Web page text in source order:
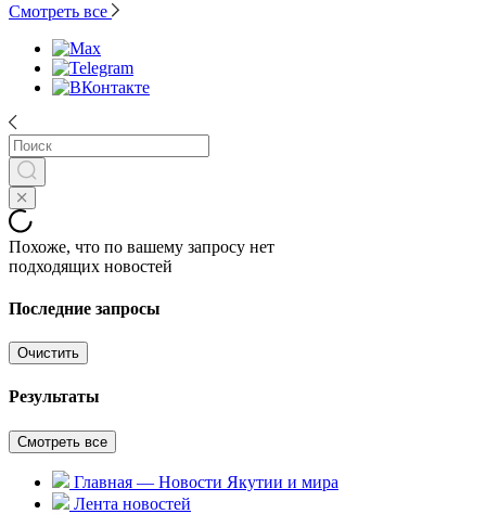
Смотреть все
Похоже, что по вашему запросу нет
подходящих новостей
Последние запросы
Очистить
Результаты
Смотреть все
Главная — Новости Якутии и мира
Лента новостей